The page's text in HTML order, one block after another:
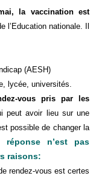
la vaccination est
l’Education nationale. Il
(AESH)
lycée, universités.
vous pris par les
peut avoir lieu sur une
possible de changer la
réponse n’est pas
raisons:
rendez-vous est certes